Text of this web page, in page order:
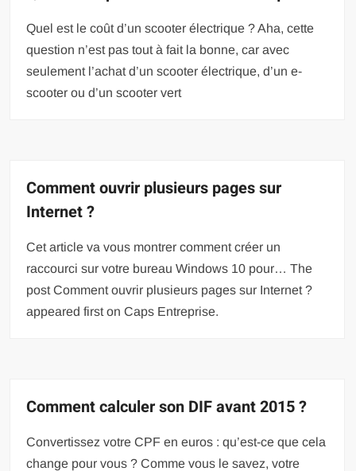
Quel est le coût d’un scooter électrique ? Aha, cette
question n’est pas tout à fait la bonne, car avec
seulement l’achat d’un scooter électrique, d’un e-
scooter ou d’un scooter vert
Comment ouvrir plusieurs pages sur
Internet ?
Cet article va vous montrer comment créer un
raccourci sur votre bureau Windows 10 pour… The
post Comment ouvrir plusieurs pages sur Internet ?
appeared first on Caps Entreprise.
Comment calculer son DIF avant 2015 ?
Convertissez votre CPF en euros : qu’est-ce que cela
change pour vous ? Comme vous le savez, votre